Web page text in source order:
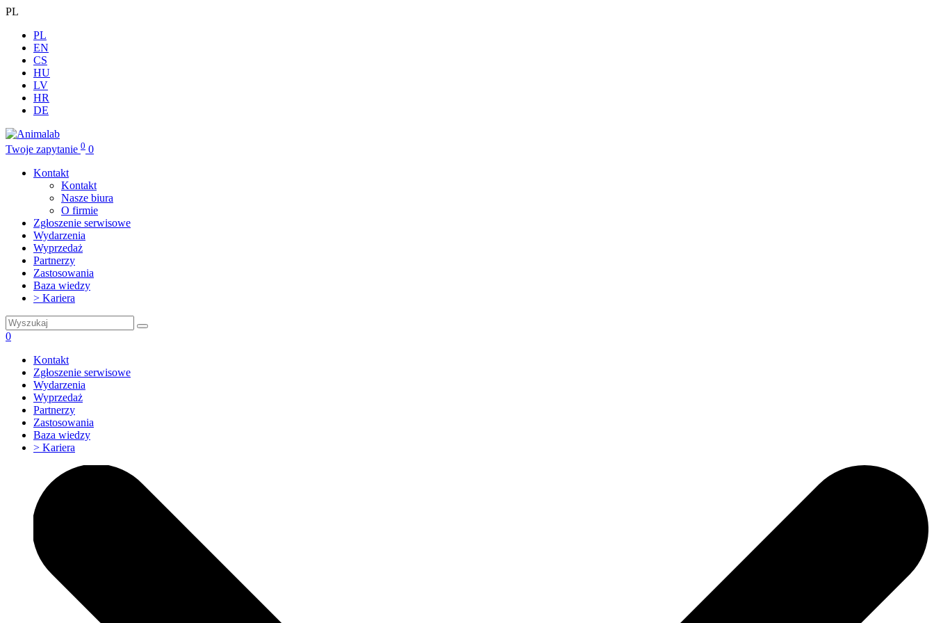
PL
PL
EN
CS
HU
LV
HR
DE
Twoje zapytanie 0 0
Kontakt
Kontakt
Nasze biura
O firmie
Zgłoszenie serwisowe
Wydarzenia
Wyprzedaż
Partnerzy
Zastosowania
Baza wiedzy
> Kariera
0
Kontakt
Zgłoszenie serwisowe
Wydarzenia
Wyprzedaż
Partnerzy
Zastosowania
Baza wiedzy
> Kariera